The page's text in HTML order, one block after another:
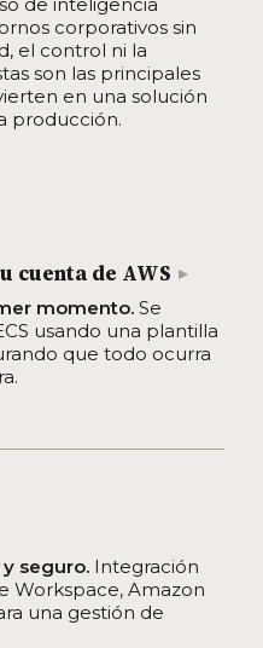
corporativos sin
el control ni la
son las principales
en una solución
producción.
cuenta de AWS
momento. Se
usando una plantilla
que todo ocurra
seguro. Integración
Workspace, Amazon
una gestión de